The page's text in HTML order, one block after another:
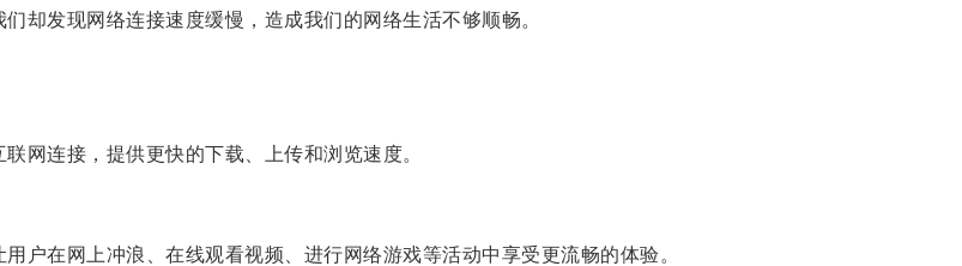
发现网络连接速度缓慢，造成我们的网络生活不够顺畅。
连接，提供更快的下载、上传和浏览速度。
在网上冲浪、在线观看视频、进行网络游戏等活动中享受更流畅的体验。